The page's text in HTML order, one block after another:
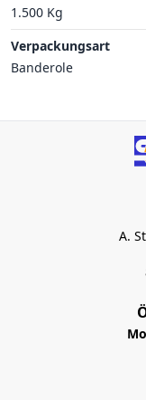
1.500 Kg
Verpackungsart
Banderole
A.